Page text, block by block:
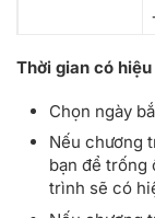
Thời gian có
Chọn ngày
Nếu chương
bạn để trống
trình sẽ có